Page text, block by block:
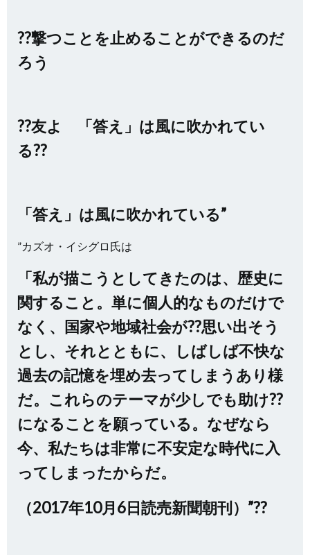
??撃つことを止めることができるのだ
ろう
??友よ 「答え」は風に吹かれてい
る??
「答え」は風に吹かれている”
”カズオ・イシグロ氏は
「私が描こうとしてきたのは、歴史に
関すること。単に個人的なものだけで
なく、国家や地域社会が??思い出そう
とし、それとともに、しばしば不快な
過去の記憶を埋め去ってしまうあり様
だ。これらのテーマが少しでも助け??
になることを願っている。なぜなら
今、私たちは非常に不安定な時代に入
ってしまったからだ。
（2017年10月6日読売新聞朝刊）”??